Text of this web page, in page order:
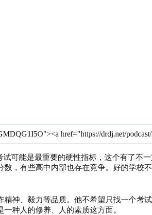
可能是最重要的硬性指标，这个有了不
，有些高中内部也存在竞争。好的学校
神、毅力等品质。他不希望只找一个考
种人的修养、人的素质这方面。